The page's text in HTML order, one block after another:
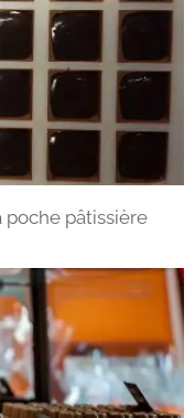
poche pâtissière